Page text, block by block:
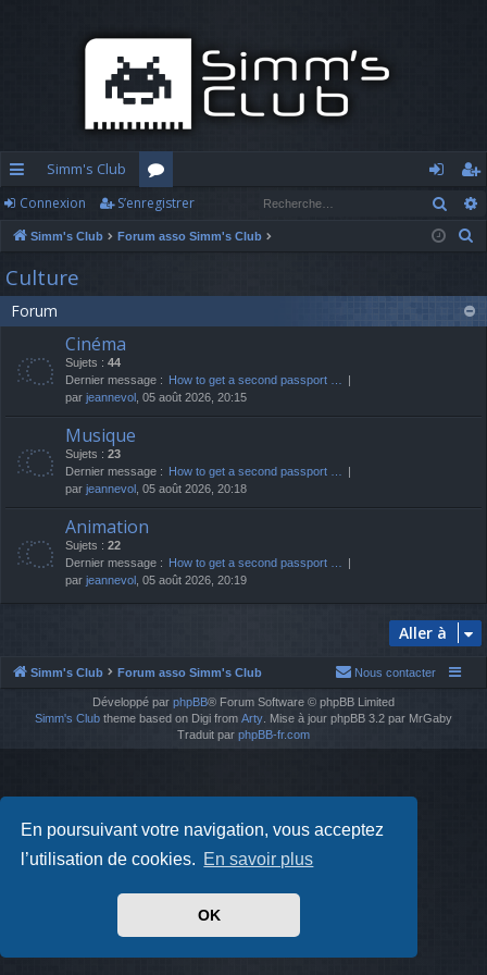
En poursuivant votre navigation, vous acceptez
l’utilisation de cookies. En savoir plus
OK
cc
ès
ra
pi
Simm's Club
or
u
o
n
’e
nr
ist
Connexion S’enregistrer
Simm's Club Forum asso Simm's Club
e
Culture
Forum
Cinéma
Sujets : 44
Dernier message : How to get a second passport …
par jeannevol , 05 août 2026, 20:15
Musique
Sujets : 23
Dernier message : How to get a second passport …
par jeannevol , 05 août 2026, 20:18
Animation
Sujets : 22
Dernier message : How to get a second passport …
par jeannevol , 05 août 2026, 20:19
Aller à
Simm's Club Forum asso Simm's Club Nous contacter
Développé par phpBB® Forum Software © phpBB Limited
Simm's Club theme based on Digi from Arty . Mise à jour phpBB 3.2 par MrGaby
Traduit par phpBB-fr.com